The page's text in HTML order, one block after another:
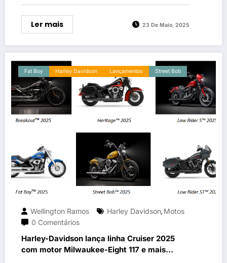
Ler mais 23 De Maio, 2025
Fat Boy Harley Davidson Lançamentos Street Bob
Wellington Ramos Harley Davidson, Motos
0 Comentários
Harley-Davidson lança linha Cruiser 2025
com motor Milwaukee-Eight 117 e mais